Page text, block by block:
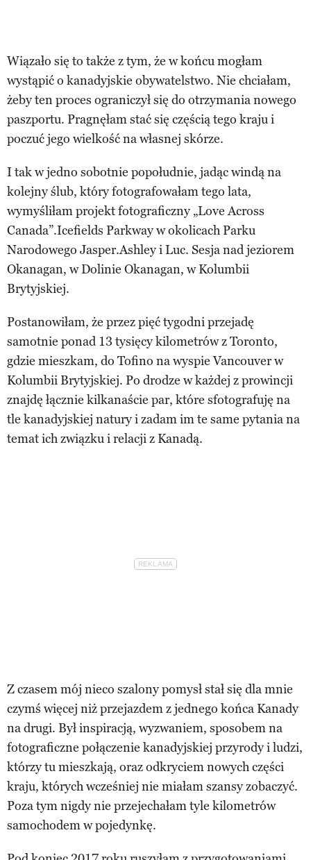
Wiązało się to także z tym, że w końcu mogłam
wystąpić o kanadyjskie obywatelstwo. Nie chciałam,
żeby ten proces ograniczył się do otrzymania nowego
paszportu. Pragnęłam stać się częścią tego kraju i
poczuć jego wielkość na własnej skórze.
I tak w jedno sobotnie popołudnie, jadąc windą na
kolejny ślub, który fotografowałam tego lata,
wymyśliłam projekt fotograficzny „Love Across
Canada”.Icefields Parkway w okolicach Parku
Narodowego Jasper.Ashley i Luc. Sesja nad jeziorem
Okanagan, w Dolinie Okanagan, w Kolumbii
Brytyjskiej.
Postanowiłam, że przez pięć tygodni przejadę
samotnie ponad 13 tysięcy kilometrów z Toronto,
gdzie mieszkam, do Tofino na wyspie Vancouver w
Kolumbii Brytyjskiej. Po drodze w każdej z prowincji
znajdę łącznie kilkanaście par, które sfotografuję na
tle kanadyjskiej natury i zadam im te same pytania na
temat ich związku i relacji z Kanadą.
Z czasem mój nieco szalony pomysł stał się dla mnie
czymś więcej niż przejazdem z jednego końca Kanady
na drugi. Był inspiracją, wyzwaniem, sposobem na
fotograficzne połączenie kanadyjskiej przyrody i ludzi,
którzy tu mieszkają, oraz odkryciem nowych części
kraju, których wcześniej nie miałam szansy zobaczyć.
Poza tym nigdy nie przejechałam tyle kilometrów
samochodem w pojedynkę.